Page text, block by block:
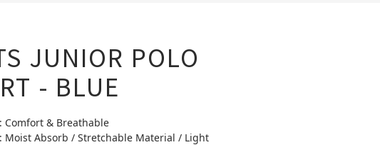
JUNIOR POLO
- BLUE
Comfort & Breathable
Moist Absorb / Stretchable Material / Light